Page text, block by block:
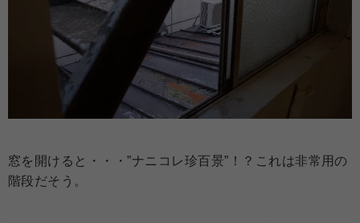
窓を開けると・・・”ナニコレ珍百景”！？これは非常用の
階段だそう。